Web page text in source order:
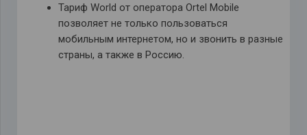
Тариф World от оператора Ortel Mobile
позволяет не только пользоваться
мобильным интернетом, но и звонить в разные
страны, а также в Россию.